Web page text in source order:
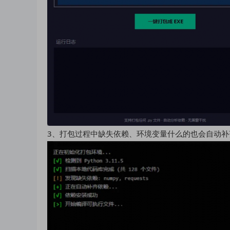
3、打包过程中缺失依赖、环境变量什么的也会自动